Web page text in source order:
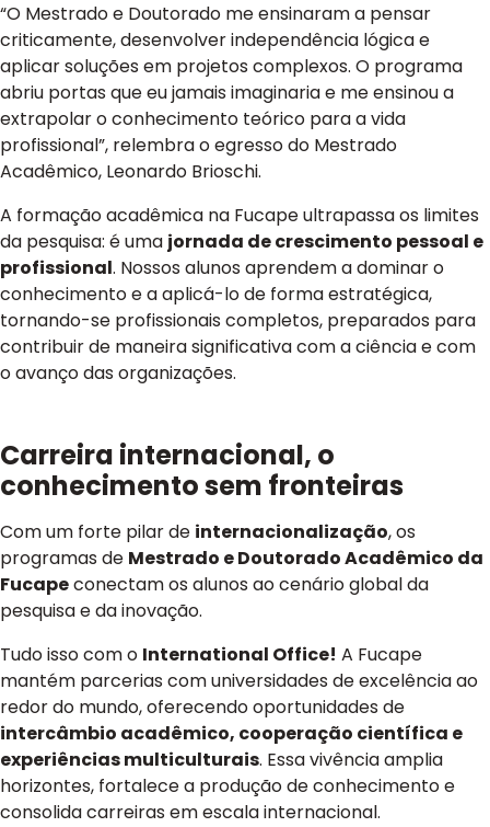
“O Mestrado e Doutorado me ensinaram a pensar
criticamente, desenvolver independência lógica e
aplicar soluções em projetos complexos. O programa
abriu portas que eu jamais imaginaria e me ensinou a
extrapolar o conhecimento teórico para a vida
profissional”, relembra o egresso do Mestrado
Acadêmico, Leonardo Brioschi.
A formação acadêmica na Fucape ultrapassa os limites
da pesquisa: é uma jornada de crescimento pessoal e
profissional. Nossos alunos aprendem a dominar o
conhecimento e a aplicá-lo de forma estratégica,
tornando-se profissionais completos, preparados para
contribuir de maneira significativa com a ciência e com
o avanço das organizações.
Carreira internacional, o
conhecimento sem fronteiras
Com um forte pilar de internacionalização, os
programas de Mestrado e Doutorado Acadêmico da
Fucapeconectam os alunos ao cenário global da
pesquisa e da inovação.
Tudo isso com o International Office! A Fucape
mantém parcerias com universidades de excelência ao
redor do mundo, oferecendo oportunidades de
intercâmbio acadêmico, cooperação científica e
experiências multiculturais. Essa vivência amplia
horizontes, fortalece a produção de conhecimento e
consolida carreiras em escala internacional.